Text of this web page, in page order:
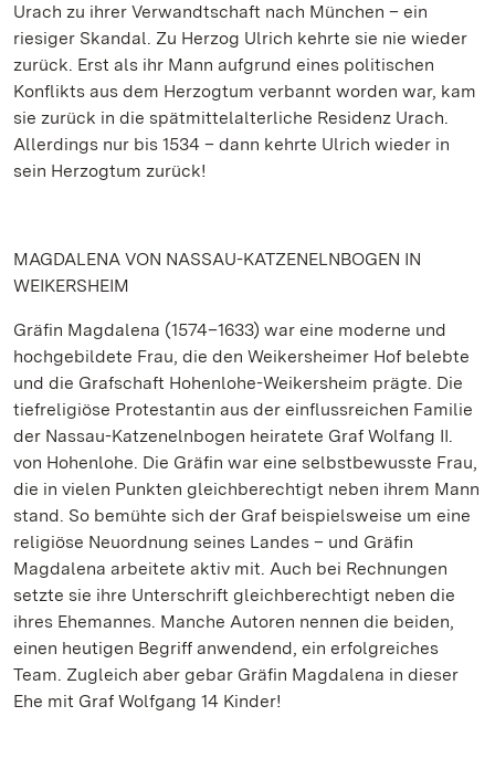
Urach zu ihrer Verwandtschaft nach München – ein
riesiger Skandal. Zu Herzog Ulrich kehrte sie nie wieder
zurück. Erst als ihr Mann aufgrund eines politischen
Konflikts aus dem Herzogtum verbannt worden war, kam
sie zurück in die spätmittelalterliche Residenz Urach.
Allerdings nur bis 1534 – dann kehrte Ulrich wieder in
sein Herzogtum zurück!
MAGDALENA VON NASSAU-KATZENELNBOGEN IN
WEIKERSHEIM
Gräfin Magdalena (1574–1633) war eine moderne und
hochgebildete Frau, die den Weikersheimer Hof belebte
und die Grafschaft Hohenlohe-Weikersheim prägte. Die
tiefreligiöse Protestantin aus der einflussreichen Familie
der Nassau-Katzenelnbogen heiratete Graf Wolfang II.
von Hohenlohe. Die Gräfin war eine selbstbewusste Frau,
die in vielen Punkten gleichberechtigt neben ihrem Mann
stand. So bemühte sich der Graf beispielsweise um eine
religiöse Neuordnung seines Landes – und Gräfin
Magdalena arbeitete aktiv mit. Auch bei Rechnungen
setzte sie ihre Unterschrift gleichberechtigt neben die
ihres Ehemannes. Manche Autoren nennen die beiden,
einen heutigen Begriff anwendend, ein erfolgreiches
Team. Zugleich aber gebar Gräfin Magdalena in dieser
Ehe mit Graf Wolfgang 14 Kinder!